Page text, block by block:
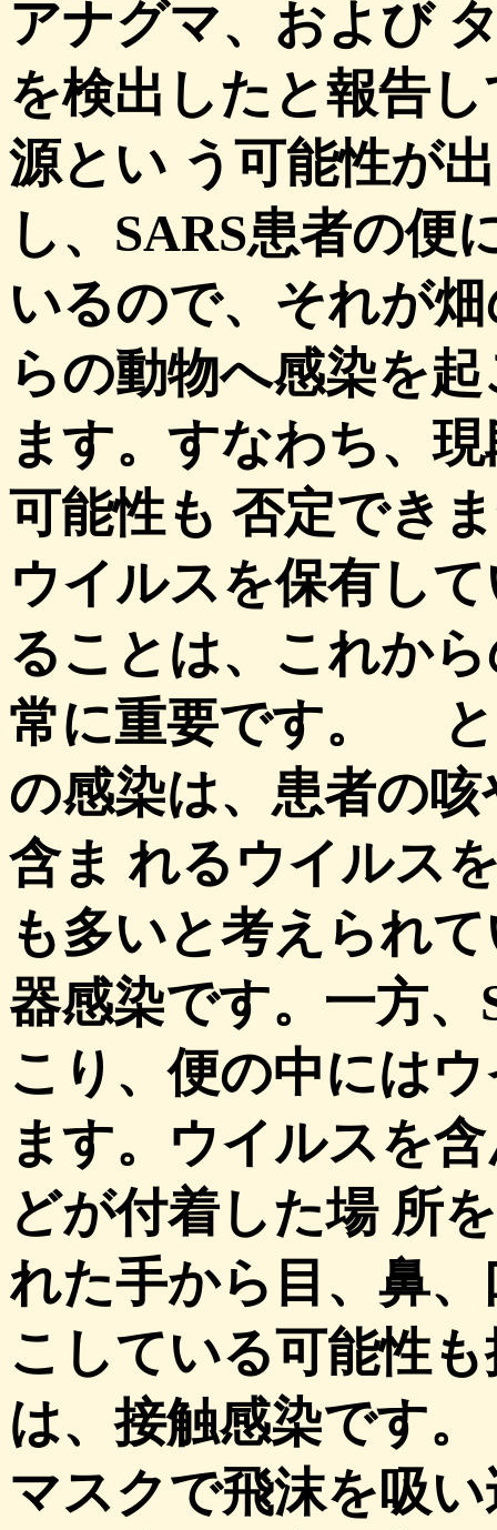
アナグマ、および
を検出したと報告
源とい う可能性が
し、SARS患者の便
いるので、それが
らの動物へ感染を
ます。すなわち、
可能性も 否定でき
ウイルスを保有し
ることは、これか
常に重要です。 と
の感染は、患者の
含ま れるウイルス
も多いと考えられ
器感染です。一方
こり、便の中には
ます。ウイルスを
どが付着した場 所
れた手から目、鼻
こしている可能性
は、接触感染です
マスクで飛沫を吸